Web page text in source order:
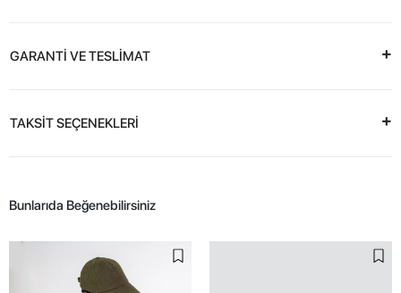
GARANTİ VE TESLİMAT
TAKSİT SEÇENEKLERİ
Bunlarıda Beğenebilirsiniz